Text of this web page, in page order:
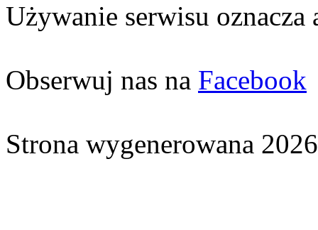
Używanie serwisu oznacza
Obserwuj nas na Facebook
Strona wygenerowana